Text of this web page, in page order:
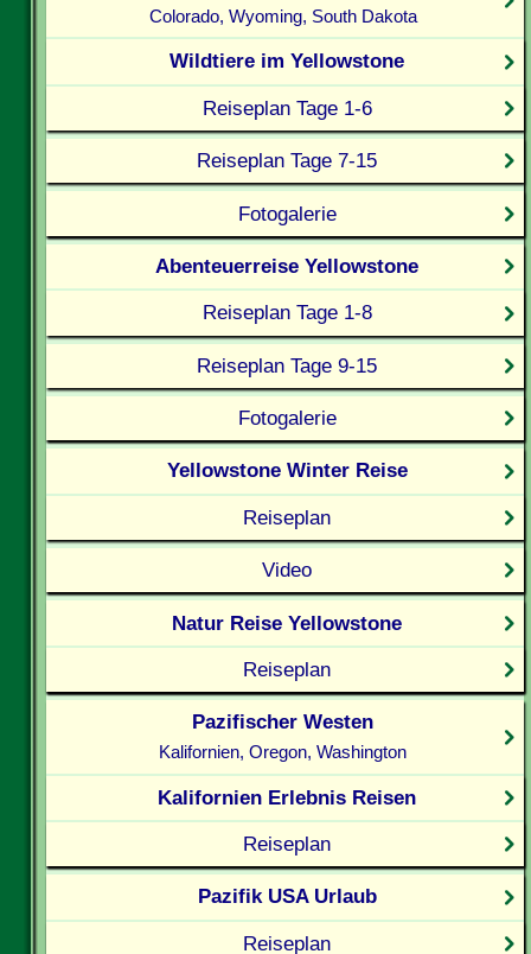
Colorado, Wyoming, South Dakota
Wildtiere im Yellowstone
Reiseplan Tage 1-6
Reiseplan Tage 7-15
Fotogalerie
Abenteuerreise Yellowstone
Reiseplan Tage 1-8
Reiseplan Tage 9-15
Fotogalerie
Yellowstone Winter Reise
Reiseplan
Video
Natur Reise Yellowstone
Reiseplan
Pazifischer Westen
Kalifornien, Oregon, Washington
Kalifornien Erlebnis Reisen
Reiseplan
Pazifik USA Urlaub
Reiseplan